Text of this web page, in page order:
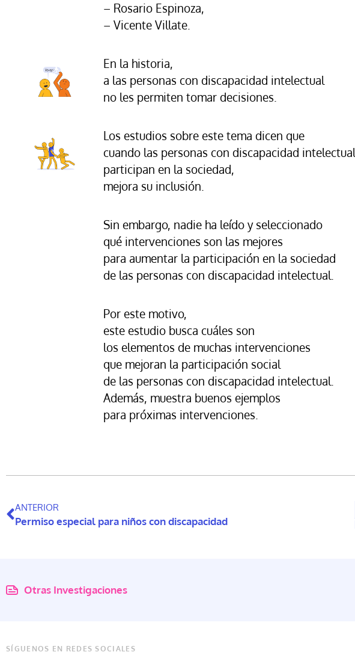
– Rosario Espinoza,
– Vicente Villate.
En la historia,
a las personas con discapacidad intelectual
no les permiten tomar decisiones.
Los estudios sobre este tema dicen que
cuando las personas con discapacidad intelectual
participan en la sociedad,
mejora su inclusión.
Sin embargo, nadie ha leído y seleccionado
qué intervenciones son las mejores
para aumentar la participación en la sociedad
de las personas con discapacidad intelectual.
Por este motivo,
este estudio busca cuáles son
los elementos de muchas intervenciones
que mejoran la participación social
de las personas con discapacidad intelectual.
Además, muestra buenos ejemplos
para próximas intervenciones.
ANTERIOR
Permiso especial para niños con discapacidad
Otras Investigaciones
SÍGUENOS EN REDES SOCIALES